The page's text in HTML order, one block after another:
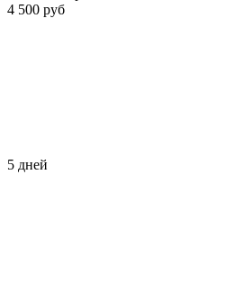
4 500 руб
5 дней